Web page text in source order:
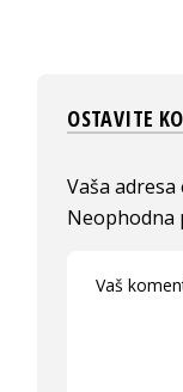
OSTAVITE
Vaša
Neophodna